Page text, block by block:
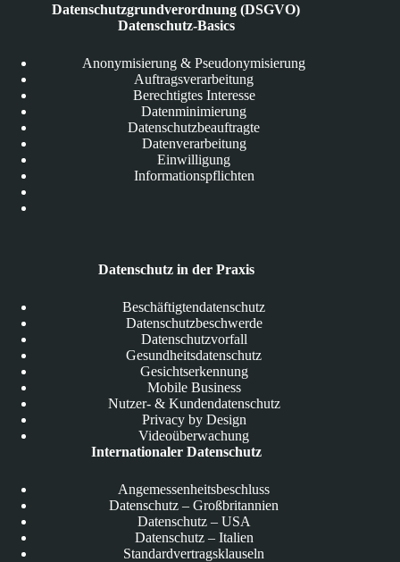
Datenschutzgrundverordnung (DSGVO)
Datenschutz-Basics
Anonymisierung & Pseudonymisierung
Auftragsverarbeitung
Berechtigtes Interesse
Datenminimierung
Datenschutzbeauftragte
Datenverarbeitung
Einwilligung
Informationspflichten
Datenschutz in der Praxis
Beschäftigtendatenschutz
Datenschutzbeschwerde
Datenschutzvorfall
Gesundheitsdatenschutz
Gesichtserkennung
Mobile Business
Nutzer- & Kundendatenschutz
Privacy by Design
Videoüberwachung
Internationaler Datenschutz
Angemessenheitsbeschluss
Datenschutz – Großbritannien
Datenschutz – USA
Datenschutz – Italien
Standardvertragsklauseln